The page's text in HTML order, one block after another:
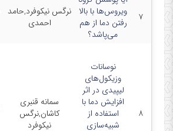
۷
ویروس‌ها با بالا
رفتن دما از هم
می‌پاشد؟
نرگس نیکوفرد,حامد
احمدی
۸
نوسانات
وزیکول‌های
لیپیدی در اثر
افزایش دما با
استفاده از
شبیه‌سازی
سمانه قنبری
کاشان,نرگس
نیکوفرد